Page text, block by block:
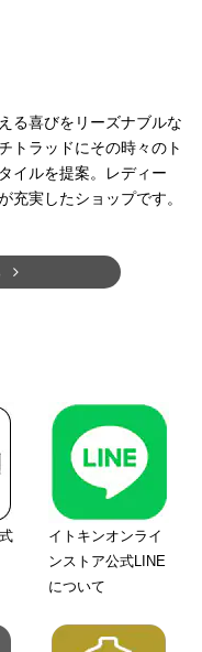
る喜びをリーズナブルな
トラッドにその時々のト
イルを提案。レディー
充実したショップです。
イトキンオンライ
ンストア公式LINE
について